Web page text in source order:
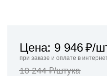
Цена: 9 946₽/
при заказе и оплате в
10 244 ₽/штука